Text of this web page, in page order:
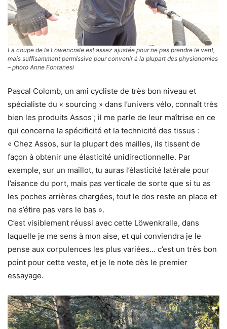
La coupe de la Löwencrale est assez ajustée pour ne pas prendre le vent,
mais suffisamment permissive pour convenir à la plupart des physionomies
– photo Anne Fontanesi
Pascal Colomb, un ami cycliste de très bon niveau et
spécialiste du « sourcing » dans l’univers vélo, connaît très
bien les produits Assos ; il me parle de leur maîtrise en ce
qui concerne la spécificité et la technicité des tissus :
« Chez Assos, sur la plupart des mailles, ils tissent de
façon à obtenir une élasticité unidirectionnelle. Par
exemple, sur un maillot, tu auras l’élasticité latérale pour
l’aisance du port, mais pas verticale de sorte que si tu as
les poches arrières chargées, tout le dos reste en place et
ne s’étire pas vers le bas ».
C’est visiblement réussi avec cette Löwenkralle, dans
laquelle je me sens à mon aise, et qui conviendra je le
pense aux corpulences les plus variées… c’est un très bon
point pour cette veste, et je le note dès le premier
essayage.